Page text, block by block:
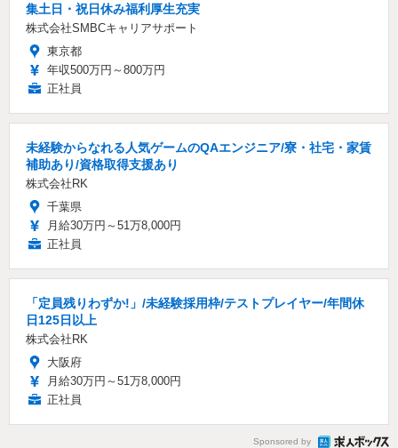
集土日・祝日休み福利厚生充実
株式会社SMBCキャリアサポート
東京都
年収500万円～800万円
正社員
未経験からなれる人気ゲームのQAエンジニア/寮・社宅・家賃
補助あり/資格取得支援あり
株式会社RK
千葉県
月給30万円～51万8,000円
正社員
「定員残りわずか!」/未経験採用枠/テストプレイヤー/年間休
日125日以上
株式会社RK
大阪府
月給30万円～51万8,000円
正社員
Sponsored by